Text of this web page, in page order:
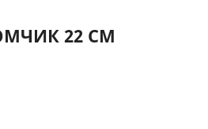
22 СМ